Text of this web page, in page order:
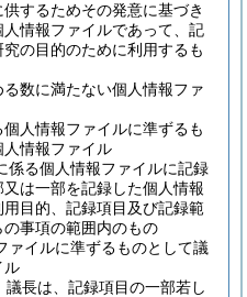
するためその発意に基づき
情報ファイルであって、記
の目的のために利用するも
数に満たない個人情報ファ
個人情報ファイルに準ずるも
情報ファイル
係る個人情報ファイルに記録
は一部を記録した個人情報
目的、記録項目及び記録範
事項の範囲内のもの
ァイルに準ずるものとして議
ル
長は、記録項目の一部若し